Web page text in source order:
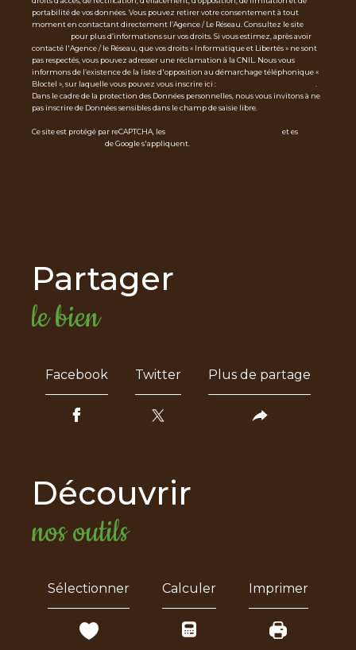
portabilité de vos données. Vous pouvez retirer votre consentement à tout
moment en contactant directement l’Agence / Le Réseau. Consultez le site
pour plus d’informations sur vos droits. Si vous estimez, après avoir
contacté l'Agence / le Réseau, que vos droits « Informatique et Libertés » ne sont
pas respectés, vous pouvez adresser une réclamation à la CNIL. Nous vous
informons de l’existence de la liste d'opposition au démarchage téléphonique «
Bloctel », sur laquelle vous pouvez vous inscrire ici :
Dans le cadre de la protection des Données personnelles, nous vous invitons à ne
pas inscrire de Données sensibles dans le champ de saisie libre.
Ce site est protégé par reCAPTCHA, les et es
de Google s'appliquent.
partager
le bien
Facebook Twitter Plus de partage
découvrir
nos outils
Sélectionner Calculer Imprimer